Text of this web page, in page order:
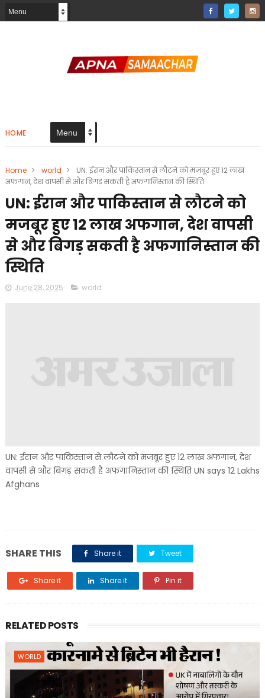
HOME
Home > world >
UN: ईरान और पाकिस्तान से लौटने को मजबूर हुए 12 लाख
अफगान, देश वापसी से और बिगड़ सकती है अफगानिस्तान की स्थिति
UN: ईरान और पाकिस्तान से लौटने को
मजबूर हुए 12 लाख अफगान, देश वापसी
से और बिगड़ सकती है अफगानिस्तान की
स्थिति
June 28, 2025 world
UN: ईरान और पाकिस्तान से लौटने को मजबूर हुए 12 लाख अफगान, देश
वापसी से और बिगड़ सकती है अफगानिस्तान की स्थिति UN says 12 Lakhs
Afghans
SHARE THIS Share it Tweet
Share it Share it Pin it
RELATED POSTS
WORLD